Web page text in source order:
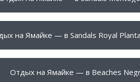
$ ПОДРОБНЕЕ
$ ПОДРОБНЕЕ
Отдых на Ямайке — в Beaches